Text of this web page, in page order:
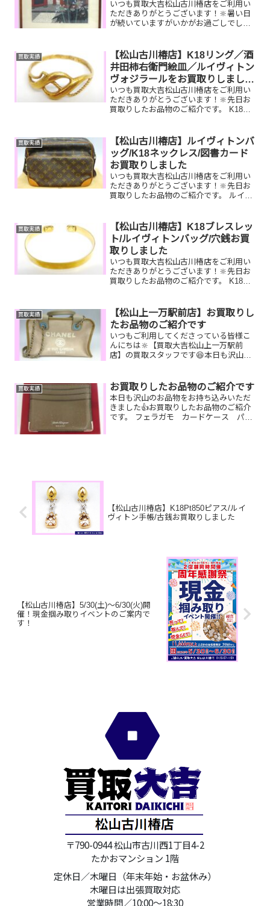
いつも買取大吉松山古川椿店をご利用い
ただきありがとうございます！🔆暑い日
が続いていますがいかがお過ごしでしょ
お品物のご紹介です！ 斎藤清 木版
画 K18ダイヤリン...
買取実績
【松山古川椿店】K18リング／酒
井田柿右衛門絵皿／ルイヴィトン
ヴォジラールをお買取りしまし
た！
いつも買取大吉松山古川椿店をご利用い
ただきありがとうございます！🔆先日お
買取りしたお品物のご紹介です。 K18リ
はございませんか？そのお品物ぜひ！買
取大吉松山古川椿店に...
買取実績
【松山古川椿店】ルイヴィトンバ
ッグ/K18ネックレス/図書カード
お買取りしました
いつも買取大吉松山古川椿店をご利用い
ただきありがとうございます！🔆先日お
買取りしたお品物のご紹介です。 ルイヴ
ざいませんか？ぜひ買取大吉松山古川椿
店にお査定させ...
買取実績
【松山古川椿店】K18ブレスレッ
ト/ルイヴィトンバッグ/穴銭お買
取りしました
いつも買取大吉松山古川椿店をご利用い
ただきありがとうございます！🔆先日お
買取りしたお品物のご紹介です。 K18ブ
ませんか？ぜひ買取大吉松山古川椿店に
お査定させてくださ...
買取実績
【松山上一万駅前店】お買取りし
たお品物のご紹介です
いつもご利用してくださっている皆様こ
んにちは🔆【買取大吉松山上一万駅前
店】の買取スタッフです😆本日も沢山の
ショルダーバッグ／Nikonカメラ／K18ブ
ローチし...
買取実績 お買取りしたお品物のご紹介です
本日も沢山のお品物をお持ち込みいただ
きました👍お買取りしたお品物のご紹介
です。 フェラガモ カードケース パー
【松山古川椿店】K18Pt850ピアス/ルイ
ヴィトン手帳/古銭お買取りしました
【松山古川椿店】5/30(土)～6/30(火)開
催！現金掴み取りイベントのご案内で
す！
〒790-0944 松山市古川西1丁目4-2
たかおマンション 1階
定休日／木曜日（年末年始・お盆休み）
木曜日は出張買取対応
営業時間／10:00～18:30